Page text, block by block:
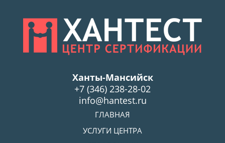
Ханты-Мансийск
+7 (346) 238-28-02
info@hantest.ru
ГЛАВНАЯ
УСЛУГИ ЦЕНТРА